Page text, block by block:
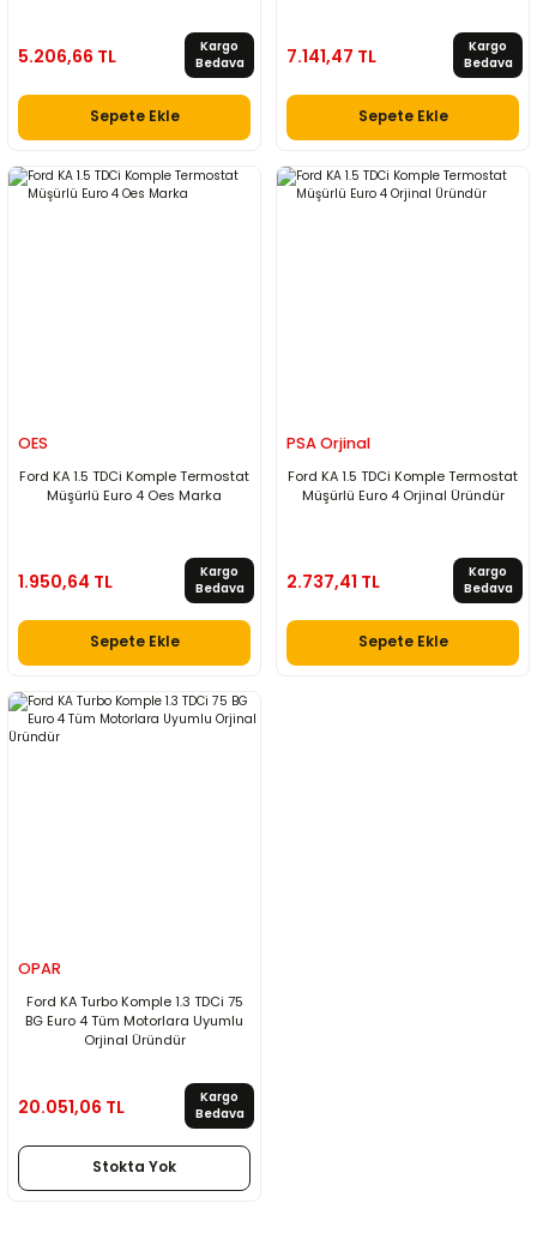
5.206,66 TL
Kargo
Bedava
Sepete Ekle
7.141,47 TL
Kargo
Bedava
Sepete Ekle
OES
Ford KA 1.5 TDCi Komple Termostat
Müşürlü Euro 4 Oes Marka
1.950,64 TL
Kargo
Bedava
Sepete Ekle
PSA Orjinal
Ford KA 1.5 TDCi Komple Termostat
Müşürlü Euro 4 Orjinal Üründür
2.737,41 TL
Kargo
Bedava
Sepete Ekle
OPAR
Ford KA Turbo Komple 1.3 TDCi 75
BG Euro 4 Tüm Motorlara Uyumlu
Orjinal Üründür
20.051,06 TL
Kargo
Bedava
Stokta Yok